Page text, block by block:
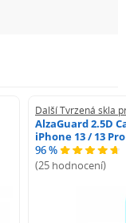
Další Tvrzená skla
AlzaGuard 2.5D
iPhone 13 / 13 Pro
96 %
(25 hodnocení)